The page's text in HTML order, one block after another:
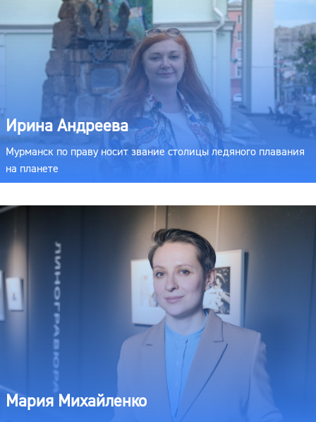
Ирина Андреева
Мурманск по праву носит звание столицы ледяного плавания
на планете
Мария Михайленко